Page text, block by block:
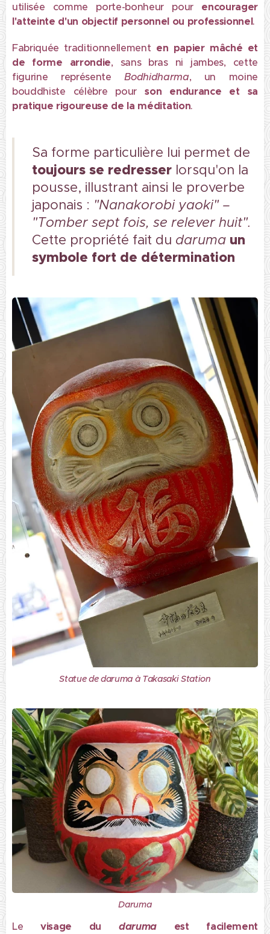
utilisée comme porte-bonheur
pour encourager
l'atteinte d'un objectif personnel ou professionnel.
Fabriquée traditionnellement en papier mâché et
de forme arrondie, sans bras ni jambes, cette
figurine représenteBodhidharma, un moine
bouddhiste célèbre pourson endurance et sa
pratique rigoureuse de la méditation.
Sa forme particulière lui permet de
toujours se redresser lorsqu'on la
pousse, illustrant ainsi le proverbe
japonais : "Nanakorobi yaoki" –
"Tomber sept fois, se relever huit".
Cette propriété fait du daruma un
symbole fort de détermination
Statue de daruma à Takasaki Station
Daruma
Le visage du darumaest facilement